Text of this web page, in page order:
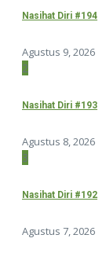
Nasihat Diri #194
Agustus 9, 2026
2
Nasihat Diri #193
Agustus 8, 2026
3
Nasihat Diri #192
Agustus 7, 2026